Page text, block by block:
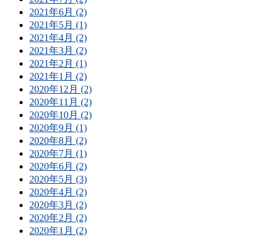
2021年6月 (2)
2021年5月 (1)
2021年4月 (2)
2021年3月 (2)
2021年2月 (1)
2021年1月 (2)
2020年12月 (2)
2020年11月 (2)
2020年10月 (2)
2020年9月 (1)
2020年8月 (2)
2020年7月 (1)
2020年6月 (2)
2020年5月 (3)
2020年4月 (2)
2020年3月 (2)
2020年2月 (2)
2020年1月 (2)